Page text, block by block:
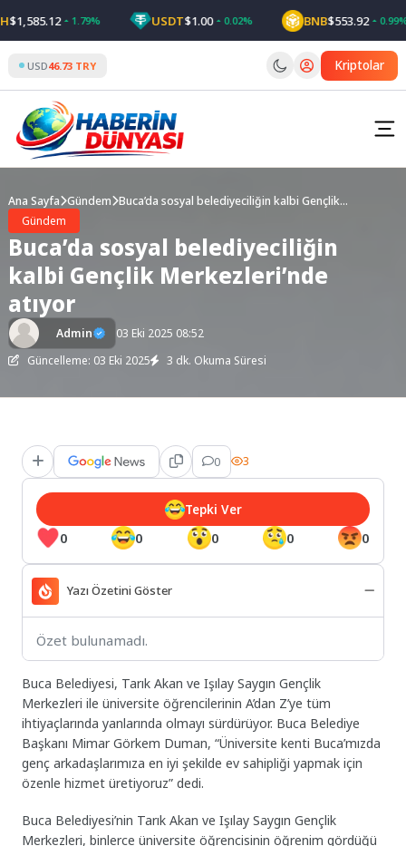
to
content
1.79% USDT$1.00 0.02% BNB$553.92 0.99%
USD46.73 TRY Kriptolar
Ana Sayfa Gündem Buca’da sosyal belediyeciliğin kalbi Gençlik
Gündem
Buca’da sosyal belediyeciliğin
kalbi Gençlik Merkezleri’nde
atıyor
Admin
03 Eki 2025 08:52
Güncelleme: 03 Eki 2025
3 dk. Okuma Süresi
0 3
0 0 0 0 0
Tepki Ver
Yazı Özetini Göster
Özet bulunamadı.
Buca Belediyesi, Tarık Akan ve Işılay Saygın Gençlik
Merkezleri ile üniversite öğrencilerinin A’dan Z’ye tüm
ihtiyaçlarında yanlarında olmayı sürdürüyor. Buca Belediye
Başkanı Mimar Görkem Duman, “Üniversite kenti Buca’mızda
genç arkadaşlarımıza en iyi şekilde ev sahipliği yapmak için
özenle hizmet üretiyoruz” dedi.
Buca Belediyesi’nin Tarık Akan ve Işılay Saygın Gençlik
Merkezleri, binlerce üniversite öğrencisinin öğrenim gördüğü